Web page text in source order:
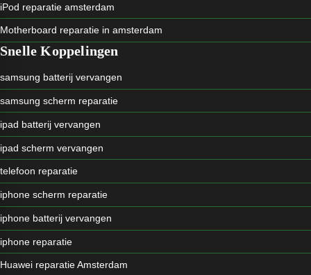
iPod reparatie amsterdam
Motherboard reparatie in amsterdam
Snelle Koppelingen
samsung batterij vervangen
samsung scherm reparatie
ipad batterij vervangen
ipad scherm vervangen
telefoon reparatie
iphone scherm reparatie
iphone batterij vervangen
iphone reparatie
Huawei reparatie Amsterdam